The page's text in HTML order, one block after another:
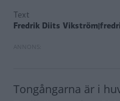
Text
Fredrik Diits
Tongångarna är i